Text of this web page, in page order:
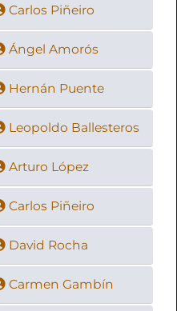
Carlos Piñeiro
Ángel Amorós
Hernán Puente
Leopoldo Ballesteros
Arturo López
Carlos Piñeiro
David Rocha
Carmen Gambín